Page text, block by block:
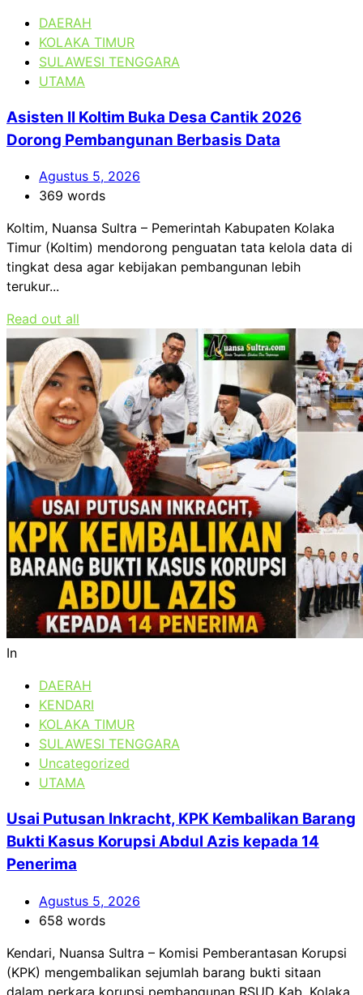
DAERAH
KOLAKA TIMUR
SULAWESI TENGGARA
UTAMA
Asisten II Koltim Buka Desa Cantik 2026
Dorong Pembangunan Berbasis Data
Agustus 5, 2026
369 words
Koltim, Nuansa Sultra – Pemerintah Kabupaten Kolaka
Timur (Koltim) mendorong penguatan tata kelola data di
tingkat desa agar kebijakan pembangunan lebih
terukur...
Read out all
In
DAERAH
KENDARI
KOLAKA TIMUR
SULAWESI TENGGARA
Uncategorized
UTAMA
Usai Putusan Inkracht, KPK Kembalikan Barang
Bukti Kasus Korupsi Abdul Azis kepada 14
Penerima
Agustus 5, 2026
658 words
Kendari, Nuansa Sultra – Komisi Pemberantasan Korupsi
(KPK) mengembalikan sejumlah barang bukti sitaan
dalam perkara korupsi pembangunan RSUD Kab. Kolaka